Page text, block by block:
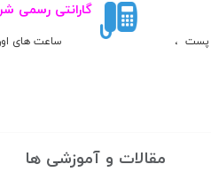
پست ،
گارانتی رسمی
ساعت های
مقالات و آموزشی ها